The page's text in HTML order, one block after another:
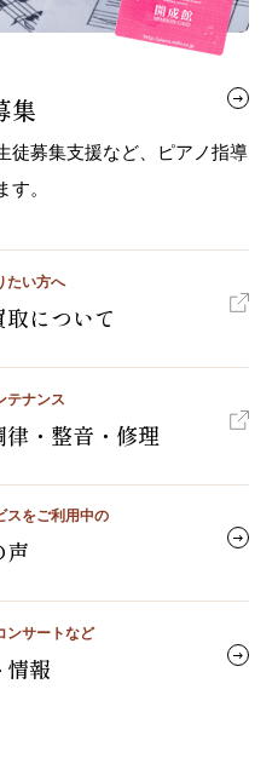
集
徒募集支援など、ピアノ指導
。
たい方へ
取について
テナンス
律・整音・修理
スをご利用中の
声
ンサートなど
情報